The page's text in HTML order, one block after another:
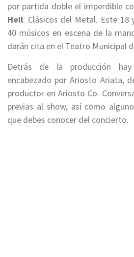
por partida doble el imperdible
Hell: Clásicos del Metal. Este 18
40 músicos en escena de la
darán cita en el Teatro Municipal
Detrás de la producción
encabezado por Ariosto Ariata,
productor en Ariosto Co.
previas al show, así como
que debes conocer del concierto.